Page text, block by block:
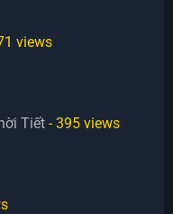
views
Tiết - 395 views